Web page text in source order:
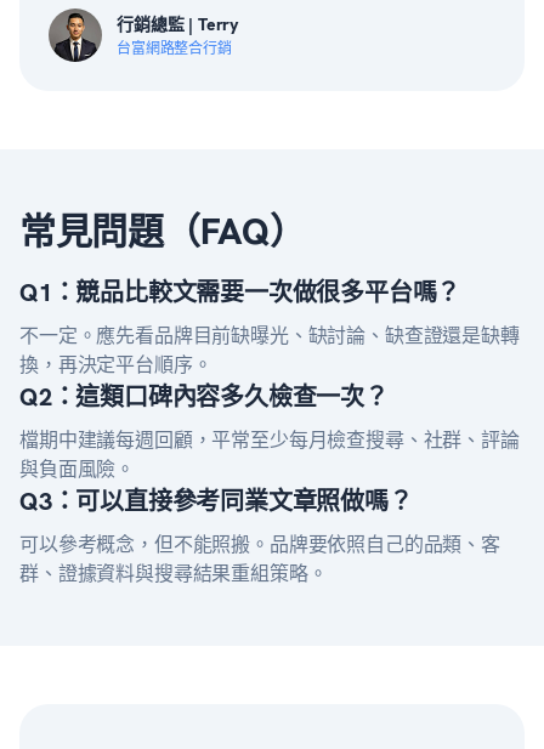
行銷總監 | Terry
台富網路整合行銷
常見問題（FAQ）
Q1：競品比較文需要一次做很多平台嗎？
不一定。應先看品牌目前缺曝光、缺討論、缺查證還是缺轉
換，再決定平台順序。
Q2：這類口碑內容多久檢查一次？
檔期中建議每週回顧，平常至少每月檢查搜尋、社群、評論
與負面風險。
Q3：可以直接參考同業文章照做嗎？
可以參考概念，但不能照搬。品牌要依照自己的品類、客
群、證據資料與搜尋結果重組策略。